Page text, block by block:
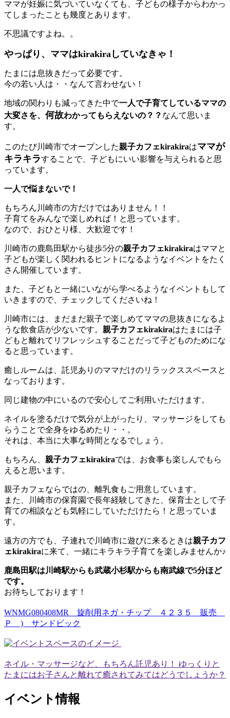
ママが妊娠に気づいていなくても、子どもの様子からわかっ
てしまったことも幾度とあります。
不思議ですよね。。
やっぱり、ママはkirakiraしていなきゃ！
たまには息抜きだって必要です。
今の若い人は・・なんて言わせない！
地域の関わりも減ってきた中で一人で子育てしているママの
大変さを、 何故わかってもらえないの？？ なんて思いま
す。
このたび川崎市でオープンした親子カフェkirakiraはママが
キラキラすることで、子どもにいい影響を与えられると思
っています。
一人で悩まないで！
もちろん川崎市の方だけではありません！！
子育てをみんなで楽しめれば！と思っています。
なので、おひとり様、大歓迎です！
川崎市の鹿島田駅から徒歩5分の親子カフェkirakiraはママと
子どもが楽しく関われるヒントになるようなイベントをたく
さん開催しています。
また、子どもと一緒にいながら学べるようなイベントもして
いきますので、チェックしてくださいね！
川崎市には、まだまだ親子で楽しめてママの息抜きになるよ
うな飲食店が少ないです。 親子カフェkirakiraはたまには子
どもと離れてリフレッシュすることだって子どものためにな
ると思っています。
癒しルームは、託児ありのママだけのリラックススペースと
なっております。
同じ建物の中にいるので安心してご利用いただけます。
ネイルを塗るだけで気分が上がったり、マッサージをしても
らうことで全身をゆるめたり・・。
それは、本当に大事な時間となるでしょう。
もちろん、 親子カフェkirakiraでは、お食事も楽しんでもら
えると思います。
親子カフェならではの、離乳食もご用意しています。
また、川崎市の保育園で長年経験してきた、保育士として子
育ての相談なども気軽にしていただけたら！と思っていま
す。
遠方の方でも、子連れで川崎市に遊びに来るときは親子カフ
ェkirakiraに来て、一緒にキラキラ子育てを楽しみませんか♪
鹿島田駅は川崎駅からも武蔵小杉駅からも南武線で5分ほど
です。
お待ちしております！
WNMG080408MR 旋削用ネガ・チップ ４２３５ 販売
Ｐ ) サンドビック
ネイル・マッサージなど、もちろん託児あり！ ゆっくりと
たまにはお子さんと離れて癒されてみてはどうでしょうか？
イベント情報